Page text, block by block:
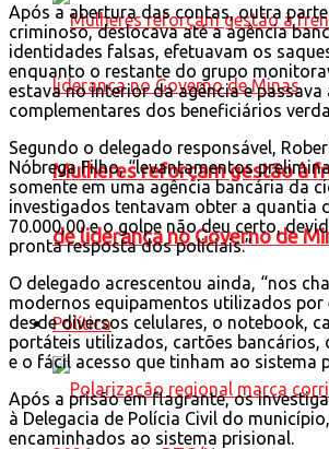
Mulheres reforçam gestão à
de liderança no Governo de
Política
Após a abertura das contas, outra
criminoso, deslocava até a agência
identidades falsas, efetuavam os
enquanto o restante do grupo
estava no interior da agência e
complementares dos beneficiários
Segundo o delegado responsável,
Nóbrega Filho, “levantamentos
somente em uma agência bancária da
investigados tentavam obter a quantia
70.000,00 e o golpe não deu certo,
pronta resposta dos policiais.”
O delegado acrescentou ainda, “nos
modernos equipamentos utilizados por
desde diversos celulares, o notebook,
portáteis utilizados, cartões bancários,
e o fácil acesso que tinham ao sistema
Após a prisão em flagrante, os
à Delegacia de Polícia Civil do
encaminhados ao sistema prisional.